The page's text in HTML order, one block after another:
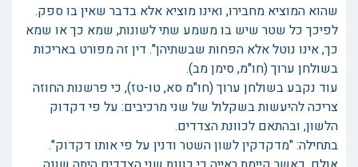
שהוא המוציא מחבירו, ואינו מוציא אלא בדבר שאין בו ספק.
לפיכך כל שטר שיש בו משמע שתי לשונות, שמא כך או שמא
כך, אינו נוטל אלא הפחות שבשתיהן". דין זה מפורט באריכות
בשולחן ערוך (חו"מ, סימן מב).
עוד נקבע בשולחן ערוך (חו"מ סא, טו-טז), כי פרשנות החוזה
צריכה להיעשות בשקלול של שני מרכיבים: על פי דקדוק
הלשון, ובהתאם לכוונת הצדדים.
בתחילה: "מדקדקין לשון השטר ודנין על פי אותו דקדוק".